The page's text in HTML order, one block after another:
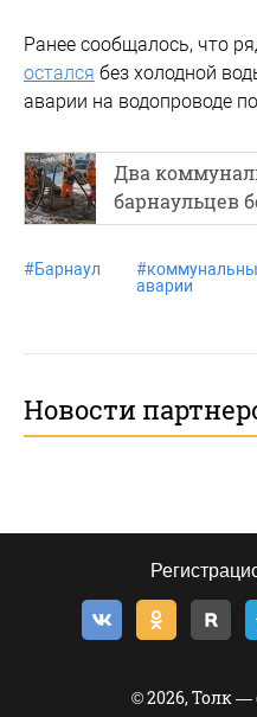
Ранее сообщалось, что
остался без холодной
аварии на водопроводе
Два
барнаульцев
#Барнаул #
аварии
Новости
© 2026, Толк —